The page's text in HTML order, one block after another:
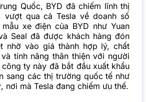
Quốc, BYD đã chiếm lĩnh thị
vượt qua cả Tesla về doanh số
xe điện của BYD như Yuan
Seal đã được khách hàng đón
nhờ vào giá thành hợp lý, chất
tính năng thân thiện với người
ty này đã bắt đầu xuất khẩu
sang các thị trường quốc tế như
nơi mà Tesla đang chiếm ưu thế.